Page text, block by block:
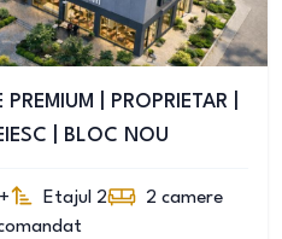
| PROPRIETAR |
| BLOC NOU
Etajul 2 2 camere